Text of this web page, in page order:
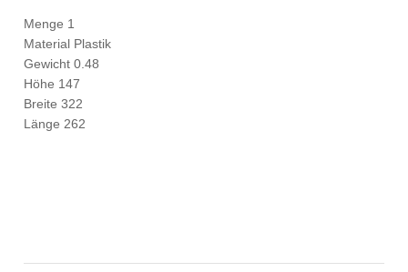
Menge 1
Material Plastik
Gewicht 0.48
Höhe 147
Breite 322
Länge 262